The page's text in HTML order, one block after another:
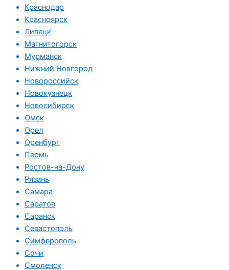
Краснодар
Красноярск
Липецк
Магнитогорск
Мурманск
Нижний Новгород
Новороссийск
Новокузнецк
Новосибирск
Омск
Орел
Оренбург
Пермь
Ростов-на-Дону
Рязань
Самара
Саратов
Саранск
Севастополь
Симферополь
Сочи
Смоленск